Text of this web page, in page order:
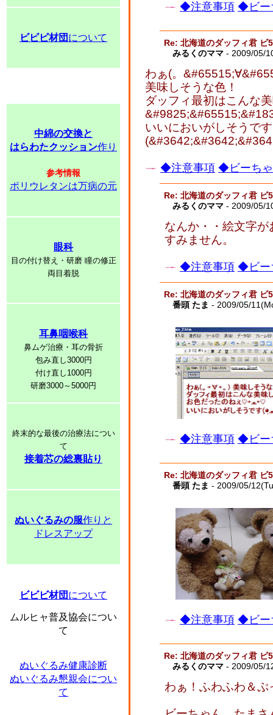
ビビビ材団 について
中綿の交換と
はらわたクッション作り
参考情報
ポリウレタンは万病の元
眼科
目の付け替え・研磨 瞳の修正
両目着脱
耳鼻咽喉科
鼻ムゲ治療・耳の骨折
包み直し3000円
付け直し1000円
研磨3000～5000円
終末的な最後の治療法につい
て
接着芯の総裏貼り
ぬいぐるみの服作りと
ドレスアップ
ビビビ材団 について
ムルヒャ普及協会につい
て
ぬいぐるみ健康診断
ぬいぐるみ懇親会につい
て
◆注意事項 ◆ビー
Re: 北海道のダッフィ君 ビ
みるくのママ - 2009/05/
わぁ(。
美味しそうな色！
ダッフィ最初はこんな
いいにおいがしそうです
◆注意事項 ◆ビーちゃ
Re: 北海道のダッフィ君 ビ
みるくのママ - 2009/05/
なんか・・絵文字
すみません。
◆注意事項 ◆ビー
Re: 北海道のダッフィ君 ビ
番頭 たま - 2009/05/
◆注意事項 ◆ビー
Re: 北海道のダッフィ君 ビ
番頭 たま - 2009/05/
◆注意事項 ◆ビー
Re: 北海道のダッフィ君 ビ
みるくのママ - 2009/05/
わぁ！ふわふわ＆